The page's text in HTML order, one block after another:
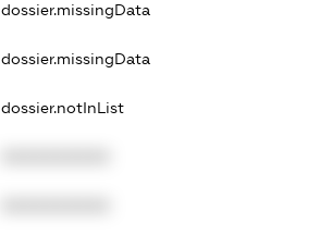
dossier.missingData
dossier.missingData
dossier.notInList